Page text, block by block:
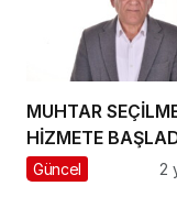
MUHTAR
HİZMETE
Güncel 2